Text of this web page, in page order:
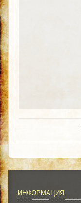
ИНФОРМАЦИЯ